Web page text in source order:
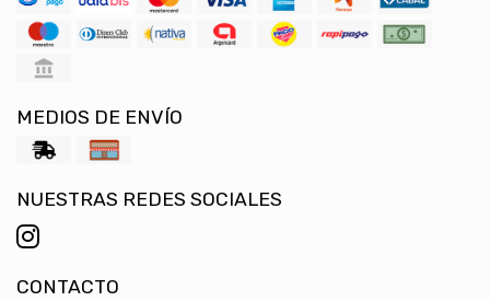
MEDIOS DE ENVÍO
NUESTRAS REDES SOCIALES
CONTACTO